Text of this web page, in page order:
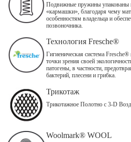
Подвижные пружины упакованы
«кармашки», благодаря чему
особенностям владельца и
позвоночника.
Технология Fresche®
Гигиеническая система
точки зрения своей
патогены, в частности,
бактерий, плесени и грибка.
Трикотаж
Трикотажное Полотно с 3-D
Woolmark® WOOL